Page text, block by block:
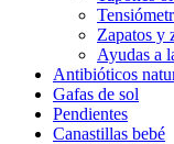
Zapatos y
Ayudas a
Antibióticos
Gafas de sol
Pendientes
Canastillas bebé